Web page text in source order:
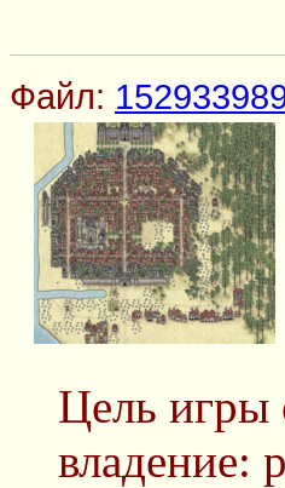
Файл:
Цель игры
владение: